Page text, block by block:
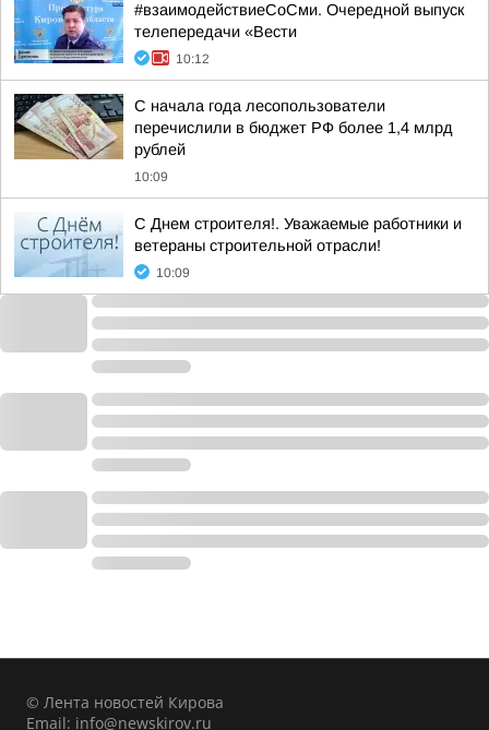
#взаимодействиеСоСми. Очередной выпуск
телепередачи «Вести
10:12
С начала года лесопользователи
перечислили в бюджет РФ более 1,4 млрд
рублей
10:09
С Днем строителя!. Уважаемые работники и
ветераны строительной отрасли!
10:09
© Лента новостей Кирова
Email: info@newskirov.ru